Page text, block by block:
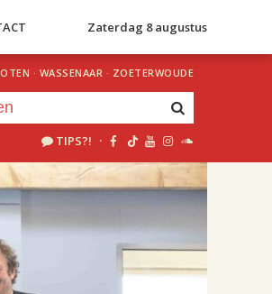
Zaterdag 8 augustus
· WASSENAAR · ZOETERWOUDE
TIPS?! ·
Je luistert nu naar
uur 1 van 1